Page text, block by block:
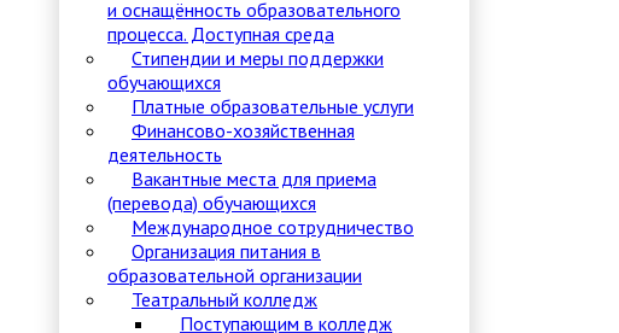
и оснащённость образовательного
процесса. Доступная среда
Стипендии и меры поддержки
обучающихся
Платные образовательные услуги
Финансово-хозяйственная
деятельность
Вакантные места для приема
(перевода) обучающихся
Международное сотрудничество
Организация питания в
образовательной организации
Театральный колледж
Поступающим в колледж